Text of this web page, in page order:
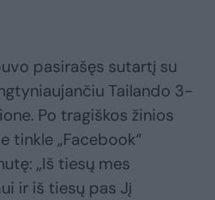
pasirašęs sutartį su
Tailando 3-
Po tragiškos žinios
tinkle „Facebook“
„Iš tiesų mes
ir iš tiesų pas Jį